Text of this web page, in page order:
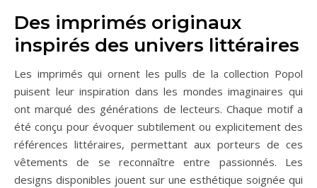
Des imprimés originaux
inspirés des univers littéraires
Les imprimés qui ornent les pulls de la collection Popol
puisent leur inspiration dans les mondes imaginaires qui
ont marqué des générations de lecteurs. Chaque motif a
été conçu pour évoquer subtilement ou explicitement des
références littéraires, permettant aux porteurs de ces
vêtements de se reconnaître entre passionnés. Les
designs disponibles jouent sur une esthétique soignée qui